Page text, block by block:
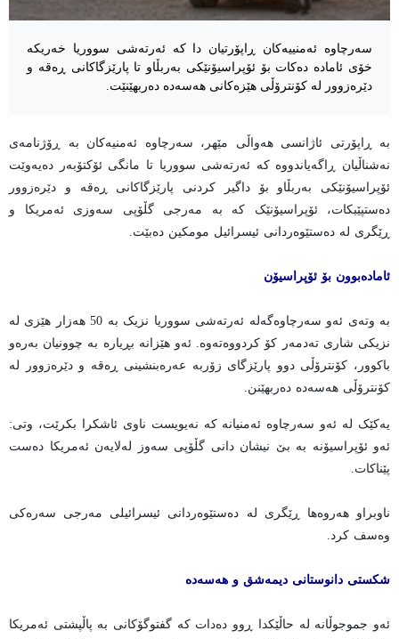
سەرچاوە ئەمنییەکان ڕاپۆرتیان دا کە ئەرتەشی سووریا خەریکە
خۆی ئامادە دەکات بۆ ئۆپراسیۆنێکی بەربڵاو تا پارێزگاکانی ڕەقە و
دێرەزوور لە کۆنترۆڵی هێزەکانی هەسەدە دەربهێنێت.
بە ڕاپۆرتی ئاژانسی هەواڵی مێهر، سەرچاوە ئەمنیەکان بە ڕۆژنامەی
نەشناڵیان ڕاگەیاندووە کە ئەرتەشی سووریا تا مانگی ئۆکتۆبەر دەیەوێت
ئۆپراسیۆنێکی بەربڵاو بۆ داگیر کردنی پارێزگاکانی ڕەقە و دێرەزوور
دەستپێبکات، ئۆپراسیۆنێک کە بە مەرجی گڵۆپی سەوزی ئەمریکا و
ڕێگری لە دەستێوەردانی ئیسرائیل مومکین دەبێت.
ئامادەبوون بۆ ئۆپراسیۆن
بە وتەی ئەو سەرچاوەگەلە ئەرتەشی سووریا نزیک بە 50 هەزار هێزی لە
نزیکی شاری تەدمەر کۆ کردووەتەوە. ئەو هێزانە بڕیارە بە چوونیان بەرەو
باکوور، کۆنترۆڵی دوو پارێزگای زۆربە عەرەبنشینی ڕەقە و دێرەزوور لە
کۆنترۆڵی هەسەدە دەربهێنن.
یەکێک لە ئەو سەرچاوە ئەمنیانە کە نەیویست ناوی ئاشکرا بکرێت، وتی:
ئەو ئۆپراسیۆنە بە بێ نیشان دانی گڵۆپی سەوز لەلایەن ئەمریکا دەست
پێناکات.
ناوبراو هەروەها ڕێگری لە دەستێوەردانی ئیسرائیلی مەرجی سەرەکی
وەسف کرد.
شکستی دانوستانی دیمەشق و هەسەدە
ئەو جموجوڵانە لە حاڵێکدا ڕوو دەدات کە گفتوگۆکانی بە پاڵپشتی ئەمریکا